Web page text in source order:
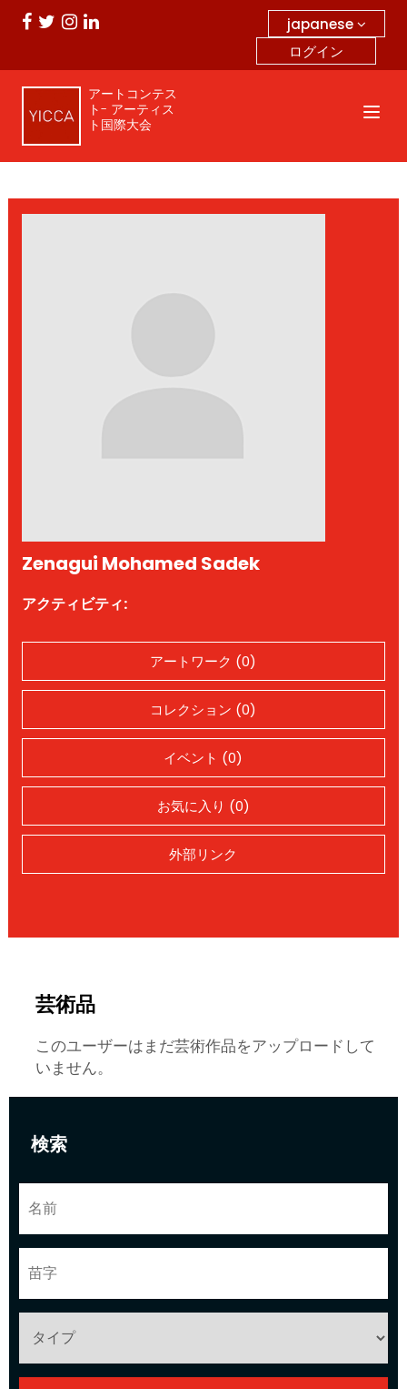
japanese
ログイン
アートコンテス
ト- アーティス
ト国際大会
検索
Zenagui Mohamed Sadek
アクティビティ:
アートワーク (0)
コレクション (0)
イベント (0)
お気に入り (0)
外部リンク
芸術品
このユーザーはまだ芸術作品をアップロードして
いません。